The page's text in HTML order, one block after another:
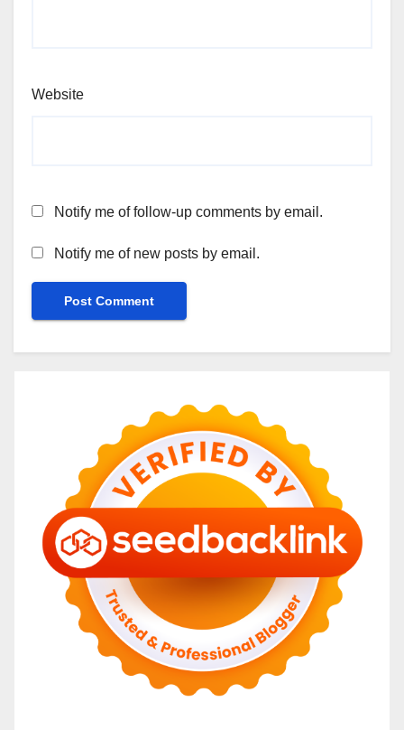
Website
Notify me of follow-up comments by email.
Notify me of new posts by email.